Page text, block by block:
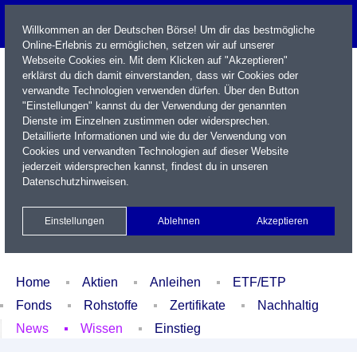
Name / WKN / ISIN / Kürzel
Xetra Realtime
Watchlist Portfolio Login
Home Aktien Anleihen
ETF/ETP
Fonds
Rohstoffe Zertifikate
Nachhaltig
News
Wissen Einstieg
Willkommen an der Deutschen Börse! Um dir das bestmögliche
Online-Erlebnis zu ermöglichen, setzen wir auf unserer
Webseite Cookies ein. Mit dem Klicken auf "Akzeptieren"
erklärst du dich damit einverstanden, dass wir Cookies oder
verwandte Technologien verwenden dürfen. Über den Button
"Einstellungen" kannst du der Verwendung der genannten
Dienste im Einzelnen zustimmen oder widersprechen.
Detaillierte Informationen und wie du der Verwendung von
Cookies und verwandten Technologien auf dieser Website
jederzeit widersprechen kannst, findest du in unseren
Datenschutzhinweisen.
Einstellungen Ablehnen Akzeptieren